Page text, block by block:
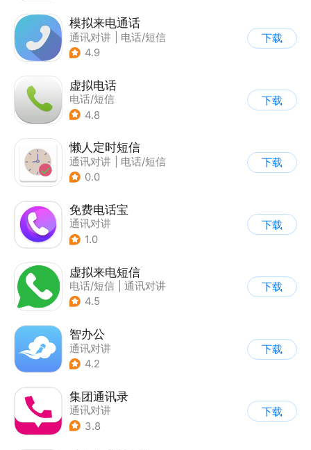
模拟来电通话
通讯对讲
电话/短信
4.9
下载
虚拟电话
电话/短信
4.8
下载
懒人定时短信
通讯对讲
电话/短信
0.0
下载
免费电话宝
通讯对讲
1.0
下载
虚拟来电短信
电话/短信
通讯对讲
4.5
下载
智办公
通讯对讲
4.2
下载
集团通讯录
通讯对讲
3.8
下载